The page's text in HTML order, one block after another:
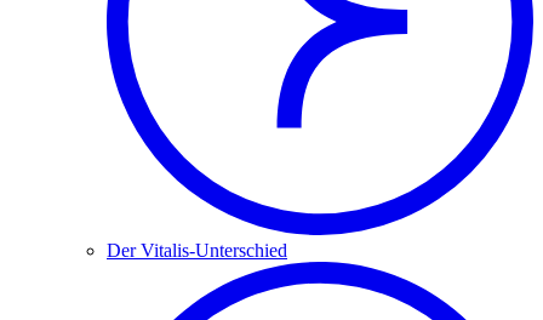
Der Vitalis-Unterschied